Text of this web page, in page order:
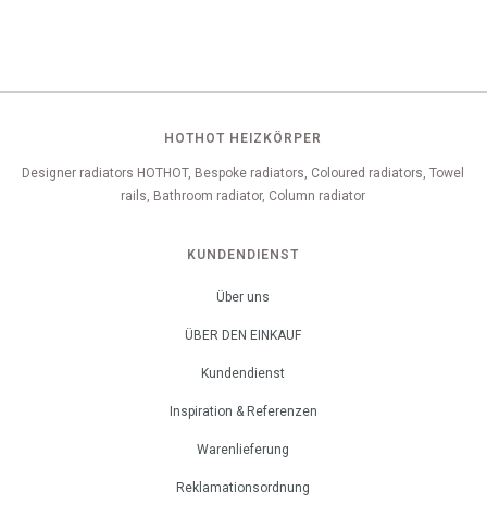
HOTHOT HEIZKÖRPER
Designer radiators HOTHOT, Bespoke radiators, Coloured radiators, Towel
rails, Bathroom radiator, Column radiator
KUNDENDIENST
Über uns
ÜBER DEN EINKAUF
Kundendienst
Inspiration & Referenzen
Warenlieferung
Reklamationsordnung